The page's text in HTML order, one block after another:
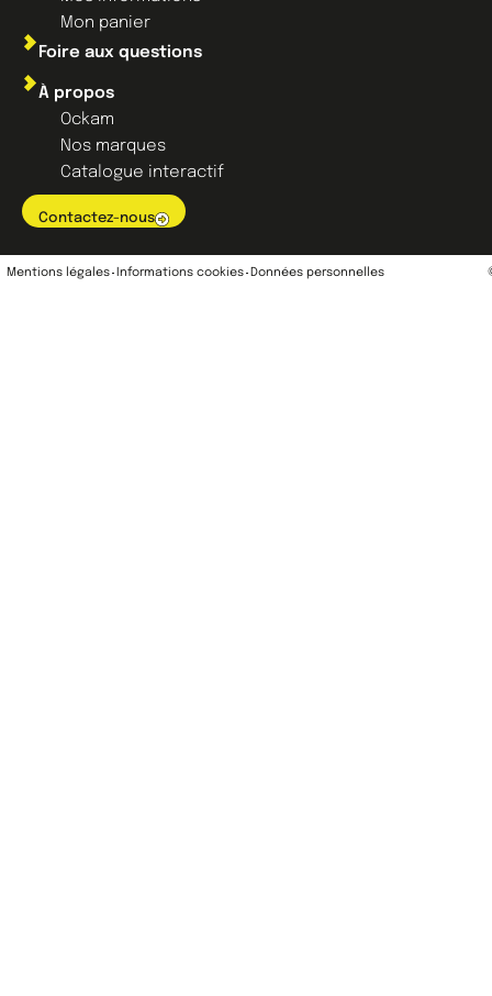
À propos
Ockam
Nos marques
Catalogue interactif
Contactez-nous
Mon panier
Foire aux questions
Mentions légales Informations cookies Données personnelles